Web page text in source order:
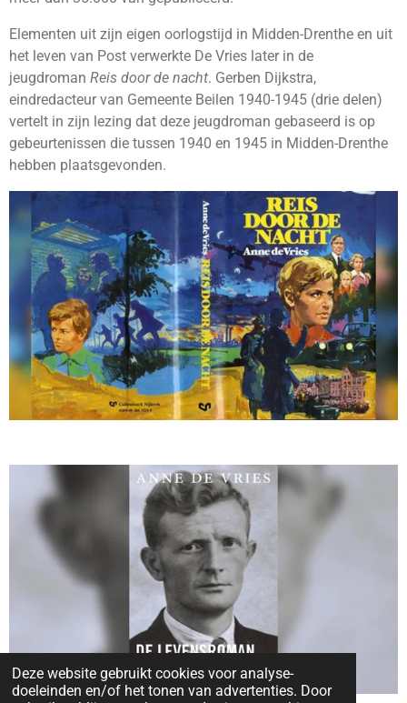
Deze website gebruikt cookies voor analyse-
doeleinden en/of het tonen van advertenties. Door
Elementen uit zijn eigen oorlogstijd in Midden-Drenthe en uit
het leven van Post verwerkte De Vries later in de
jeugdroman Reis door de nacht. Gerben Dijkstra,
eindredacteur van Gemeente Beilen 1940-1945 (drie delen)
vertelt in zijn lezing dat deze jeugdroman gebaseerd is op
gebeurtenissen die tussen 1940 en 1945 in Midden-Drenthe
hebben plaatsgevonden.